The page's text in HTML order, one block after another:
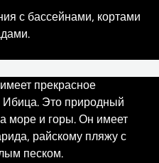
с бассейнами, кортами
прекрасное
Ибица. Это природный
море и горы. Он имеет
райскому пляжу с
песком.